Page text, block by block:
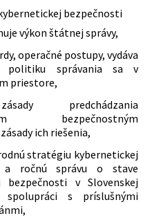
bezpečnosti
výkon štátnej správy,
operačné postupy, vydáva
politiku správania sa v
priestore,
predchádzania
bezpečnostným
ich riešenia,
stratégiu kybernetickej
a ročnú správu o stave
bezpečnosti v Slovenskej
s príslušnými